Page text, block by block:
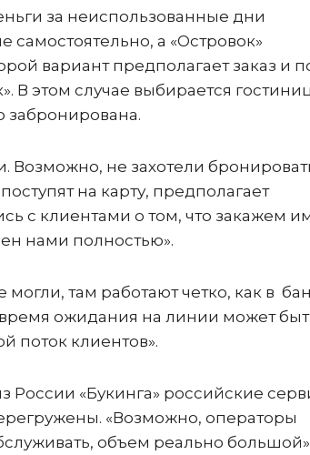
за неиспользованные дни
а «Островок»
вариант предполагает заказ и
В этом случае выбирается
забронирована.
Возможно, не захотели
на карту, предполагает
с клиентами о том, что закажем
нами полностью».
там работают четко, как в
время ожидания на линии может
поток клиентов».
России «Букинга» российские
«Возможно, операторы
объем реально